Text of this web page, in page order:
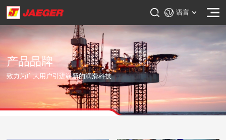
语言
产品品牌
致力为广大用户引进崭新的润滑科技